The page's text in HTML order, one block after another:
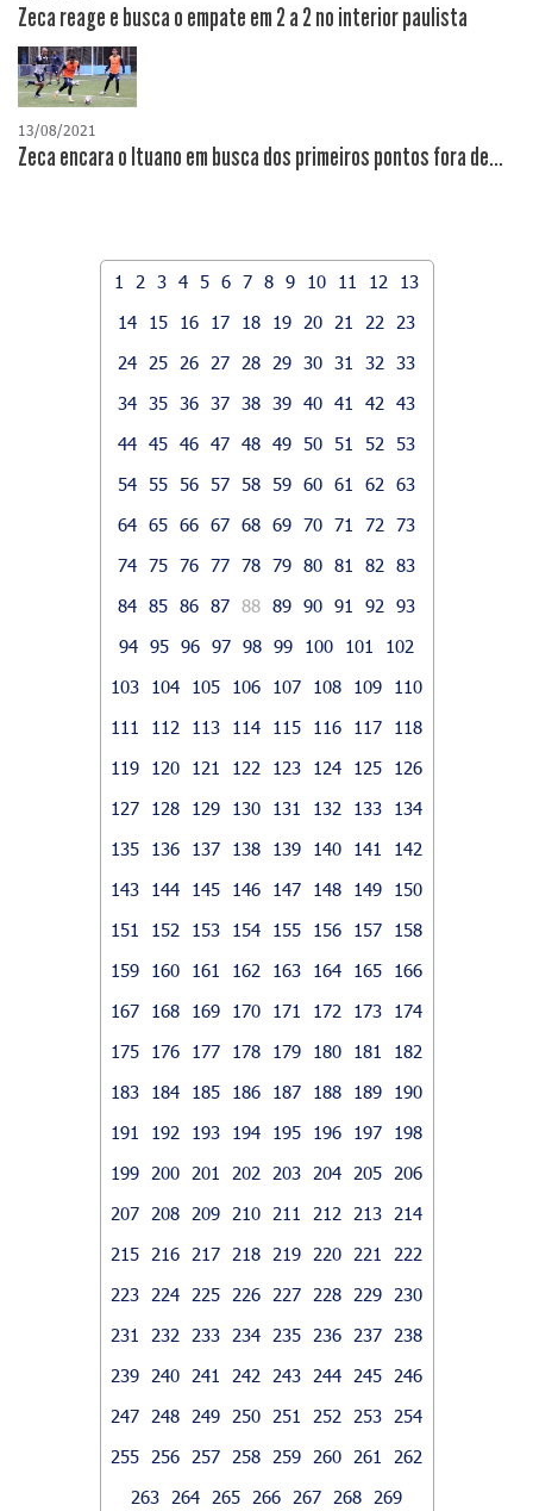
Zeca reage e busca o empate em 2 a 2 no interior paulista
13/08/2021
Zeca encara o Ituano em busca dos primeiros pontos fora de...
1 2 3 4 5 6 7 8 9 10 11 12
13
14
15 16 17 18 19 20 21 22
23
24
25 26 27 28 29 30 31 32
33
34 35 36 37 38 39 40 41 42
43
44 45 46 47 48 49 50 51 52
53
54 55 56 57 58 59 60 61 62
63
64 65 66 67 68 69 70 71 72
73
74 75 76 77 78 79 80 81 82
83
84 85 86 87 88 89 90 91 92
93
94 95 96 97 98 99 100 101
102
103
104 105 106 107 108 109
110
111
112 113 114 115 116 117
118
119
120 121 122 123 124 125
126
127
128 129 130 131 132 133
134
135
136 137 138 139 140 141
142
143
144 145 146 147 148 149
150
151
152 153 154 155 156 157
158
159
160 161 162 163 164 165
166
167
168 169 170 171 172 173
174
175
176 177 178 179 180 181
182
183
184 185 186 187 188 189
190
191
192 193 194 195 196 197
198
199
200 201 202 203 204 205
206
207
208 209 210 211 212 213
214
215
216 217 218 219 220 221
222
223
224 225 226 227 228 229
230
231
232 233 234 235 236 237
238
239
240 241 242 243 244 245
246
247
248 249 250 251 252 253
254
255
256 257 258 259 260 261
262
263
264 265 266 267 268 269